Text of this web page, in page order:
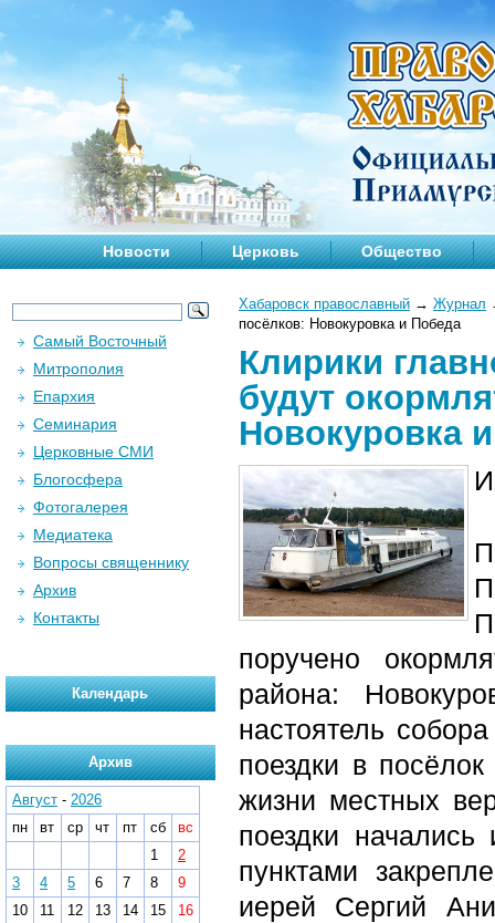
Новости Церковь Общество
Хабаровск православный → Журнал
посёлков: Новокуровка и Победа
Клирики
будут
Новокуровка
поручено
района:
настоятель
поездки в
жизни местных
поездки
пунктами
иерей Сергий
Самый Восточный
Митрополия
Епархия
Семинария
Церковные СМИ
Блогосфера
Фотогалерея
Медиатека
Вопросы священнику
Архив
Контакты
Календарь
Архив
Август - 2026
пн
вт ср чт пт сб
вс
1
2
3
4 5 6 7 8
9
10
11 12 13 14 15
16